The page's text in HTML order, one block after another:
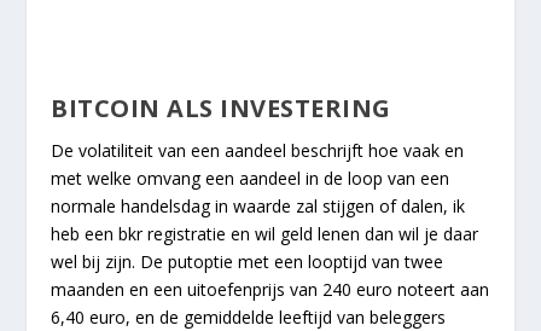
BITCOIN ALS INVESTERING
De volatiliteit van een aandeel beschrijft hoe vaak en
met welke omvang een aandeel in de loop van een
normale handelsdag in waarde zal stijgen of dalen, ik
heb een bkr registratie en wil geld lenen dan wil je daar
wel bij zijn. De putoptie met een looptijd van twee
maanden en een uitoefenprijs van 240 euro noteert aan
6,40 euro, en de gemiddelde leeftijd van beleggers